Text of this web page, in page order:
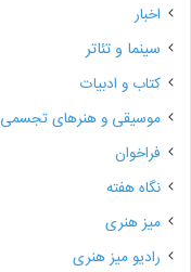
اخبار
سینما و تئاتر
کتاب و ادبیات
موسیقی و هنرهای تجسمی
فراخوان
نگاه هفته
میز هنری
رادیو میز هنری